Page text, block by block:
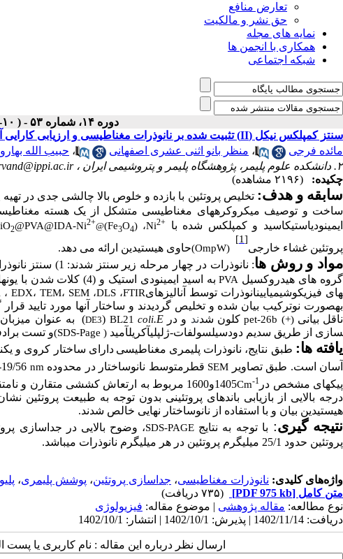
تعارض منافع
حق نشر و مالکیت
نمایه های مجله
همکاری با انجمن ها
شبکه اجتماعی
دوره ۱۴، شماره ۵۳ - ( ۱۰-۱۴۰۲ )
سنتز کمپلکس نیکل (II) تثبیت شده بر نانوذرات مغناطیسی و ارزیابی کارایی آن در جداسازی پروتئین‌های OPH وOmpW
مائده فرجی
، منظر بانو اثنی عشری اصفهانی ، حبیب الله
۲. دانشکده علوم پلیمر، پژوهشگاه پلیمر و پتروشیمی ایران ،
چکیده:
(۲۱۹۶ مشاهده)
سابقه و هدف: تخلیص پروتئین با بازده و خلوص بالا چالشی جدی در
ساخت و توصیف میکروکره­های مغناطیسی متشکل از یک هسته
ایمینودی­استیک­اسید و کمپلکس شده با
Ni2+ ، ( (Fe3O4
@
2@PVA@IDA-Ni2+
پروتئین­ غشاء خارجی
[1]
(OmpW)حاوی هیستیدین ارائه می دهد.
مواد و روش ­ها: نانوذرات در چهار مرحله زیر سنتز شدند: 1) سنتز نانوذرات وینیل دار ،(2) پیوند پلی وینیل الکل
گروه های هیدروکسیل PVAبه اسید ایمینودی استیک و (4) کلات شدن با یون­های نیکل برای تشکیل گروه­های کی­لیت.
های فیزیکوشیمیایی­نانوذرات ­توسط آنالیزهایFTIR، DLS، SEM ،TEM ،EDX ،
به­صورت نوترکیب بیان شده و تخلیص گردیدند و ساختار آنها مورد تایید
ناقل بیانی pet-26b (+) کلون شدند و درE.
coli
BL21
(
DE3
) به عنوان میزبان
سازی از طریق سدیم دودسیل­سولفات-ژل­پلی­آکریل­آمید (
(SDS-Pageو تست
یافته ­ها: طبق نتایج، نانوذرات پلیمری مغناطیسی دارای ساختار کروی و
آسان است. طبق تصاویر
SEM قطرمتوسط نانوساختار در محدوده nm
پیک­های مشخص در
Cm-1
1405و1600 مر بوط به ارتعاش کششی متقارن و
درجه بالایی از بازیابی باندهای پروتئینی بدون توجه به طبیعت پروتئین
هیستیدین بیان و با استفاده از نانوساختار نهایی خالص شدند.
نتیجه­ گیری: با توجه به نتایج SDS-PAGE، وضوح بالایی در جداسازی
پروتئین حدود 25/1 میلی­گرم پروتئین در هر میلی­گرم نانوذرات می­باشد.
واژه‌های کلیدی: نانوذرات مغناطیسی، جداسازی پروتئین، پوشش پلیمری،
متن کامل [PDF 975 kb]
(۷۳۵ دریافت)
نوع مطالعه: مقاله پژوهشی | موضوع مقاله: فیزیولوژی
دریافت: 1402/11/14 | پذیرش: 1402/10/1 | انتشار: 1402/10/1
ارسال نظر درباره این مقاله : نام کاربری یا پست